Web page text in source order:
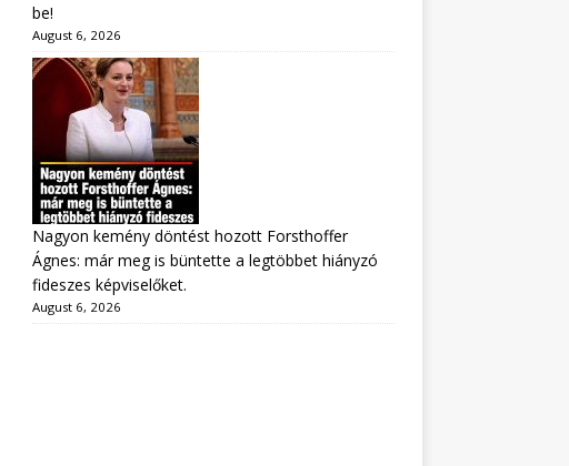
be!
August 6, 2026
Nagyon kemény döntést hozott Forsthoffer
Ágnes: már meg is büntette a legtöbbet hiányzó
fideszes képviselőket.
August 6, 2026